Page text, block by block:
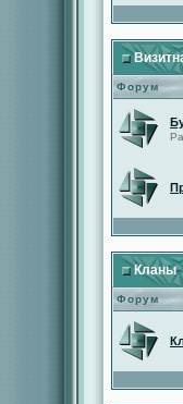
Форум
Кланы
Форум